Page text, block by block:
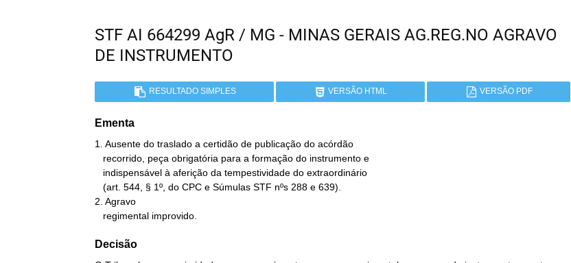
STF AI 664299 AgR / MG - MINAS GERAIS AG.REG.NO AGRAVO
DE INSTRUMENTO
RESULTADO SIMPLES VERSÃO HTML VERSÃO PDF
Ementa
1. Ausente do traslado a certidão de publicação do acórdão
2. Agravo
   regimental improvido.
Decisão